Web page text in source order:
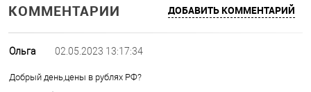
КОММЕНТАРИИ ДОБАВИТЬ КОММЕНТАРИЙ
Ольга 02.05.2023 13:17:34
Добрый день,цены в рублях РФ?